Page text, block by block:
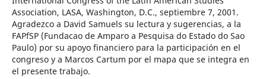
Association, LASA, Washington, D.C., septiembre 7, 2001.
Agradezco a David Samuels su lectura y sugerencias, a la
FAPfSP (Fundacao de Amparo a Pesquisa do Estado do Sao
Paulo) por su apoyo financiero para la participación en el
congreso y a Marcos Cartum por el mapa que se integra en
el presente trabajo.